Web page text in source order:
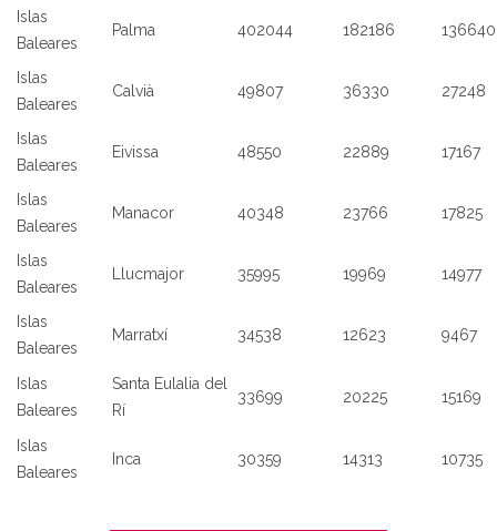
Islas
Baleares
Palma 402044 182186 136640
Islas
Baleares
Calvià 49807 36330 27248
Islas
Baleares
Eivissa 48550 22889 17167
Islas
Baleares
Manacor 40348 23766 17825
Islas
Baleares
Llucmajor 35995 19969 14977
Islas
Baleares
Marratxí 34538 12623 9467
Islas
Baleares
Santa Eulalia del
Rí
33699 20225 15169
Islas
Baleares
Inca 30359 14313 10735